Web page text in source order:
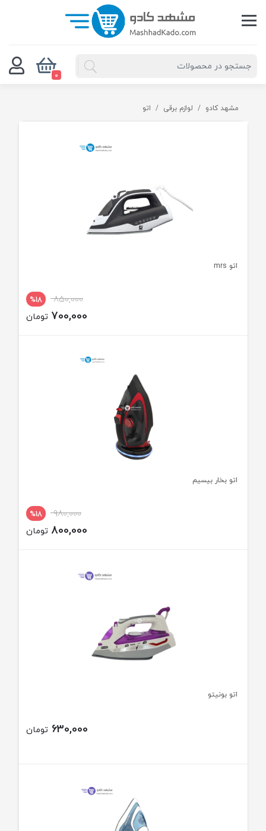
0
مشهد کادو لوازم برقی اتو
اتو mrs
850,000
%18
700,000 تومان
اتو بخار بیسیم
980,000
%18
800,000 تومان
اتو بونیتو
630,000 تومان